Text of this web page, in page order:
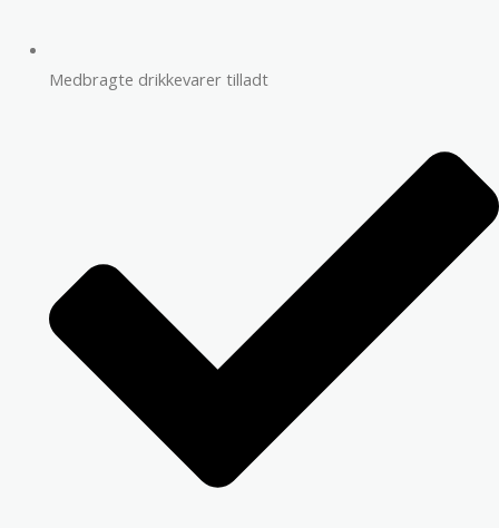
Medbragte drikkevarer tilladt